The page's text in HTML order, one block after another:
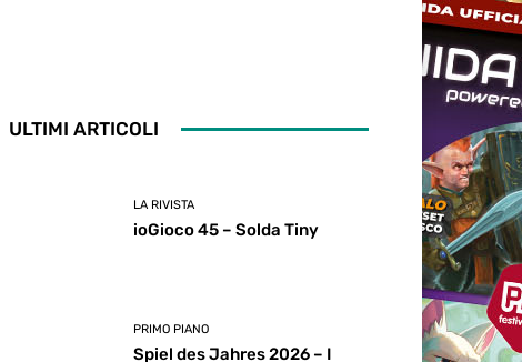
ULTIMI ARTICOLI
LA RIVISTA
ioGioco 45 – Solda Tiny
PRIMO PIANO
Spiel des Jahres 2026 – I